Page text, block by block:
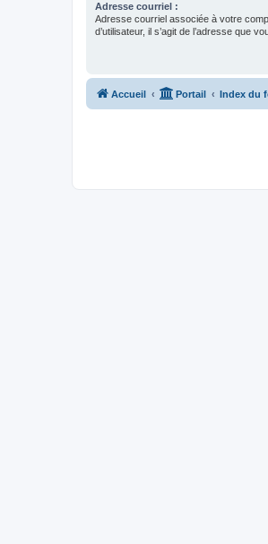
Adresse courriel :
Adresse courriel associée à votre
d’utilisateur, il s’agit de l’adresse que
Accueil Portail Index du